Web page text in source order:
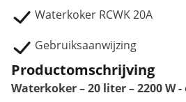
Waterkoker RCWK 20A
Gebruiksaanwijzing
Productomschrijving
Waterkoker – 20 liter – 2200 W